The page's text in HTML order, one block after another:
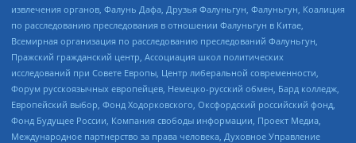
извлечения органов, Фалунь Дафа, Друзья Фалуньгун, Фалуньгун, Коалиция
по расследованию преследования в отношении Фалуньгун в Китае,
Всемирная организация по расследованию преследований Фалуньгун,
Пражский гражданский центр, Ассоциация школ политических
исследований при Совете Европы, Центр либеральной современности,
Форум русскоязычных европейцев, Немецко-русский обмен, Бард колледж,
Европейский выбор, Фонд Ходорковского, Оксфордский российский фонд,
Фонд Будущее России, Компания свободы информации, Проект Медиа,
Международное партнерство за права человека, Духовное Управление